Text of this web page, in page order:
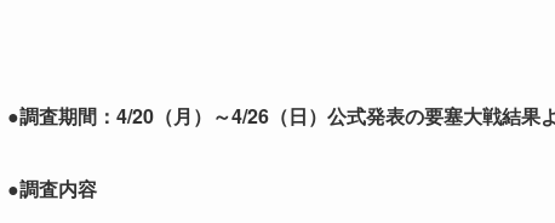
●調査期間：4/20（月）～4/26（日）公式発表の要塞大戦結果
●調査内容